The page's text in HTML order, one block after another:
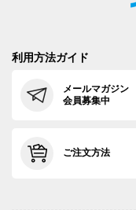
利用方法ガイド
メールマガジン
会員募集中
ご注文方法